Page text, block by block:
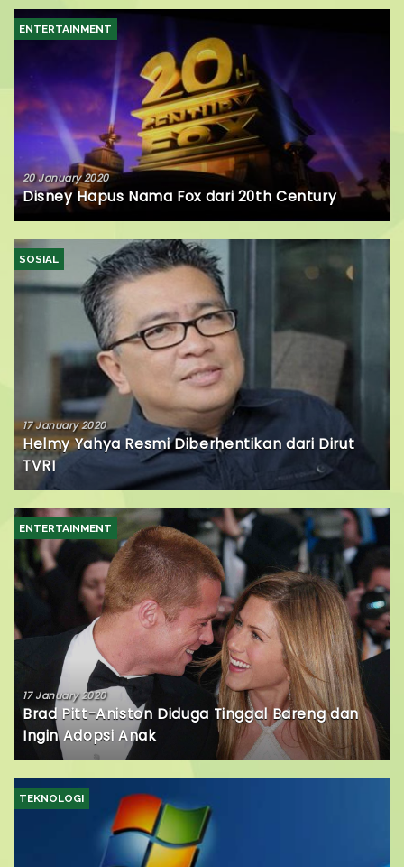
ENTERTAINMENT
20 January 2020
Disney Hapus Nama Fox dari 20th Century
SOSIAL
17 January 2020
Helmy Yahya Resmi Diberhentikan dari Dirut
TVRI
ENTERTAINMENT
17 January 2020
Brad Pitt-Aniston Diduga Tinggal Bareng dan
Ingin Adopsi Anak
TEKNOLOGI